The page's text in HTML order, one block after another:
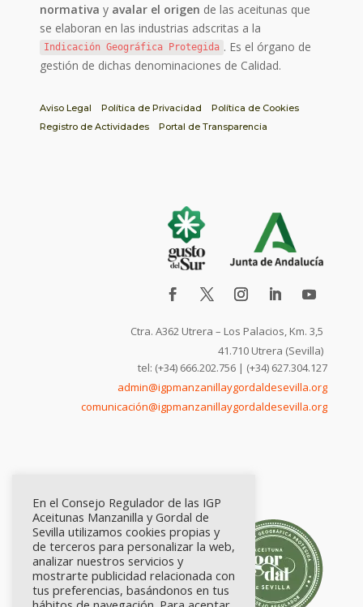
normativa y avalar el origen de las aceitunas que
se elaboran en las industrias adscritas a la
Indicación Geográfica Protegida . Es el órgano de
gestión de dichas denominaciones de Calidad.
Aviso Legal Política de Privacidad
Política de Cookies
Registro de Actividades
Portal de Transparencia
Ctra. A362 Utrera – Los Palacios, Km. 3,5
41.710 Utrera (Sevilla)
tel: (+34) 666.202.756 | (+34) 627.304.127
admin@igpmanzanillaygordaldesevilla.org
comunicación@igpmanzanillaygordaldesevilla.org
En el Consejo Regulador de las IGP
Aceitunas Manzanilla y Gordal de
Sevilla utilizamos cookies propias y
de terceros para personalizar la web,
analizar nuestros servicios y
mostrarte publicidad relacionada con
tus preferencias, basándonos en tus